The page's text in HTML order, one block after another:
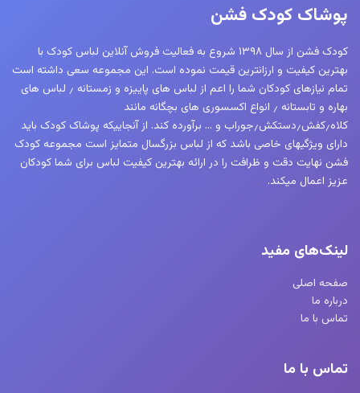
پوشاک کودک فشن
کودک فشن از سال ۱۳۹۸ شروع به فعالیت فروش آنلاین لباس کودک با
بهترین کیفیت و ارزانترین قیمت نموده است. این مجموعه سعی داشته است
تمام نیازهای کودکان شما را اعم از لباس های پاییزه و زمستانه ٫ لباس های
بهاره و تابستانه ٫ انواع اکسسوری های بچگانه مانند
کلاه٫کفش٫دستکش٫جوراب و … برآورده کند. از آنجاییکه پوشاک کودک باید
دارای ویژگیهای خاصی باشد که از لباس بزرگسال متمایز است مجموعه کودک
فشن نهایت دقت و ظرافت را در ارائه بهترین کیفیت لباس برای شما کودکان
عزیز اعمال میکند.
لینک‌های مفید
صفحه اصلی
درباره ما
تماس با ما
تماس با ما